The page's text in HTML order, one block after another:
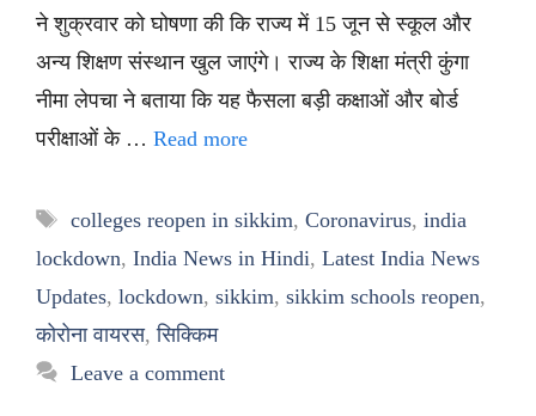
ने शुक्रवार को घोषणा की कि राज्य में 15 जून से स्कूल और
अन्य शिक्षण संस्थान खुल जाएंगे। राज्य के शिक्षा मंत्री कुंगा
नीमा लेपचा ने बताया कि यह फैसला बड़ी कक्षाओं और बोर्ड
परीक्षाओं के … Read more
Tags
colleges reopen in sikkim, Coronavirus, india
lockdown, India News in Hindi, Latest India News
Updates, lockdown, sikkim, sikkim schools reopen,
कोरोना वायरस,सिक्किम
Leave a comment